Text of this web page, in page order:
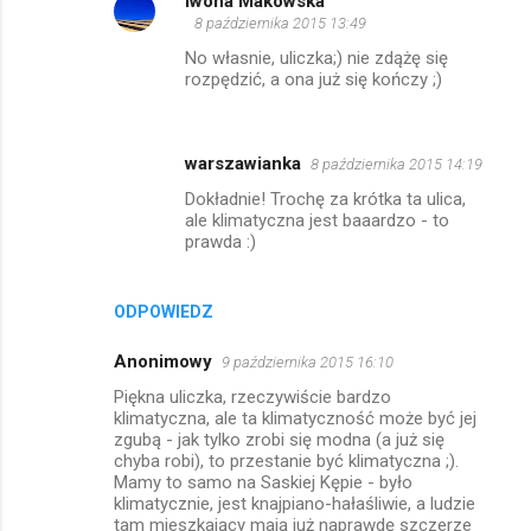
ODPOWIEDZ
8 października 2015 13:49
No własnie, uliczka;) nie zdążę się
rozpędzić, a ona już się kończy ;)
warszawianka 8 października 2015 14:19
Dokładnie! Trochę za krótka ta ulica,
ale klimatyczna jest baaardzo - to
prawda :)
Anonimowy 9 października 2015 16:10
Piękna uliczka, rzeczywiście bardzo
klimatyczna, ale ta klimatyczność może być jej
zgubą - jak tylko zrobi się modna (a już się
chyba robi), to przestanie być klimatyczna ;).
Mamy to samo na Saskiej Kępie - było
klimatycznie, jest knajpiano-hałaśliwie, a ludzie
tam mieszkający mają już naprawdę szczerze